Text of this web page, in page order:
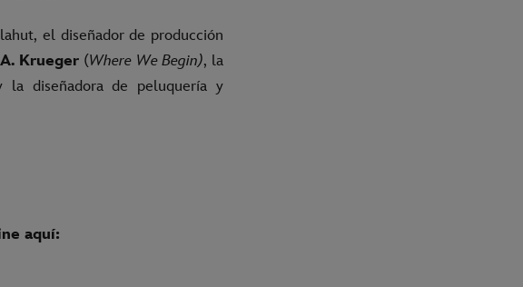
el diseñador de producción
Krueger (Where We Begin), la
la diseñadora de peluquería y
aquí: